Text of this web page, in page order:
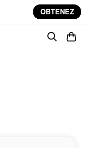
OBTENEZ